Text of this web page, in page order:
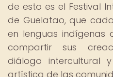
de esto es el Festival
de Guelatao, que
en lenguas
compartir sus
diálogo intercultural
artística de las